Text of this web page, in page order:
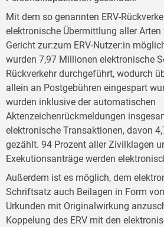
Mit dem so genannten ERV-
elektronische Übermittlung aller
Gericht zur:zum ERV-Nutzer:in
wurden 7,97 Millionen elektronische
Rückverkehr durchgeführt, wodurch
allein an Postgebühren eingespart
wurden inklusive der automatischen
Aktenzeichenrückmeldungen
elektronische Transaktionen, davon
gezählt. 94 Prozent aller Zivilklagen
Exekutionsanträge werden
Außerdem ist es möglich, dem
Schriftsatz auch Beilagen in Form
Urkunden mit Originalwirkung
Koppelung des ERV mit den